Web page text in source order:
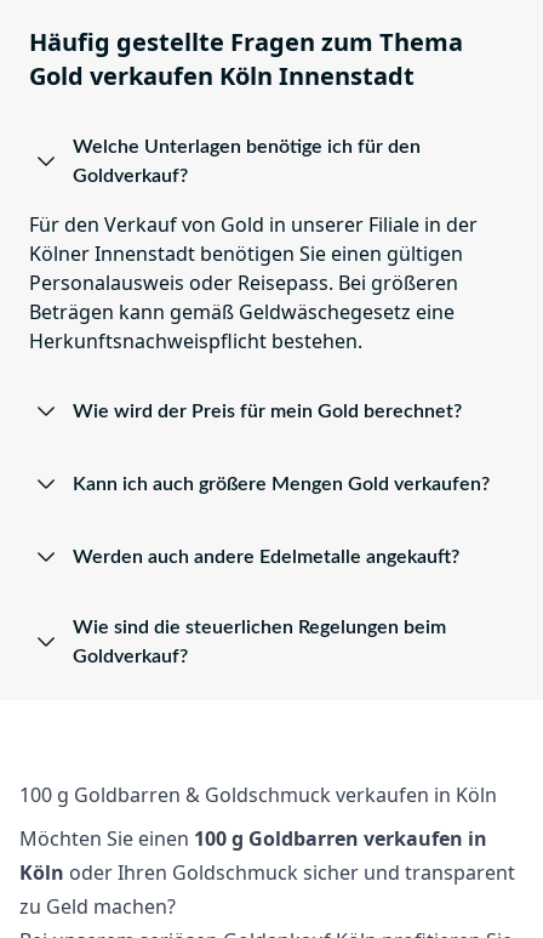
Häufig gestellte Fragen zum Thema
Gold verkaufen Köln Innenstadt
Welche Unterlagen benötige ich für den
Goldverkauf?
Für den Verkauf von Gold in unserer Filiale in der
Kölner Innenstadt benötigen Sie einen gültigen
Personalausweis oder Reisepass. Bei größeren
Beträgen kann gemäß Geldwäschegesetz eine
Herkunftsnachweispflicht bestehen.
Wie wird der Preis für mein Gold berechnet?
Kann ich auch größere Mengen Gold verkaufen?
Werden auch andere Edelmetalle angekauft?
Wie sind die steuerlichen Regelungen beim
Goldverkauf?
100 g Goldbarren & Goldschmuck verkaufen in Köln
Möchten Sie einen 100 g Goldbarren verkaufen in
Köln oder Ihren Goldschmuck sicher und transparent
zu Geld machen?